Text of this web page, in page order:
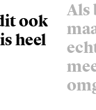
ook
heel
Als